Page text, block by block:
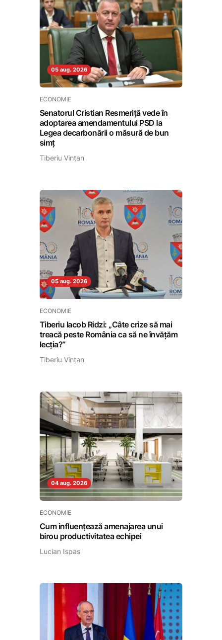
05 aug. 2026
ECONOMIE
Senatorul Cristian Resmeriță vede în
adoptarea amendamentului PSD la
Legea decarbonării o măsură de bun
simț
Tiberiu Vințan
05 aug. 2026
ECONOMIE
Tiberiu Iacob Ridzi: „Câte crize să mai
treacă peste România ca să ne învățăm
lecția?”
Tiberiu Vințan
04 aug. 2026
ECONOMIE
Cum influențează amenajarea unui
birou productivitatea echipei
Lucian Ispas